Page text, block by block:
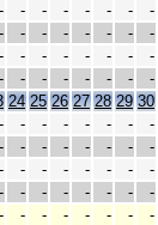
- - - - - - - -
- - - - - - - -
- - - - - - - -
- - - - - - - -
24 25 26 27 28 29 30
- - - - - - - -
- - - - - - - -
- - - - - - - -
- - - - - - - -
- - - - - - - -